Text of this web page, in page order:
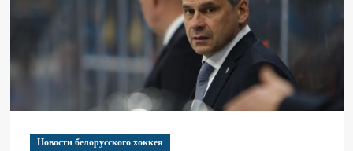
Новости белорусского хоккея